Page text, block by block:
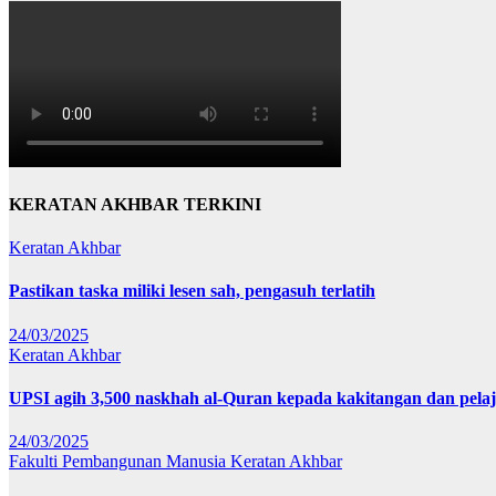
KERATAN AKHBAR TERKINI
Keratan Akhbar
Pastikan taska miliki lesen sah, pengasuh terlatih
24/03/2025
Keratan Akhbar
UPSI agih 3,500 naskhah al-Quran kepada kakitangan dan
24/03/2025
Fakulti Pembangunan Manusia Keratan Akhbar